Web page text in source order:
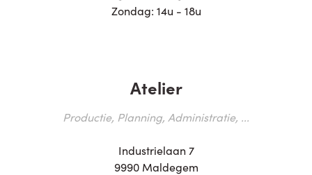
Zondag: 14u - 18u
Atelier
Productie, Planning, Administratie, ...
Industrielaan 7
9990 Maldegem